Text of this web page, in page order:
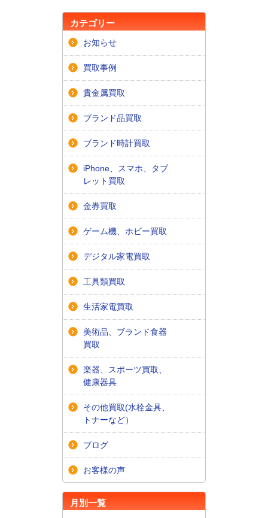
カテゴリー
お知らせ
買取事例
貴金属買取
ブランド品買取
ブランド時計買取
iPhone、スマホ、タブ
レット買取
金券買取
ゲーム機、ホビー買取
デジタル家電買取
工具類買取
生活家電買取
美術品、ブランド食器
買取
楽器、スポーツ買取、
健康器具
その他買取(水栓金具、
トナーなど）
ブログ
お客様の声
月別一覧